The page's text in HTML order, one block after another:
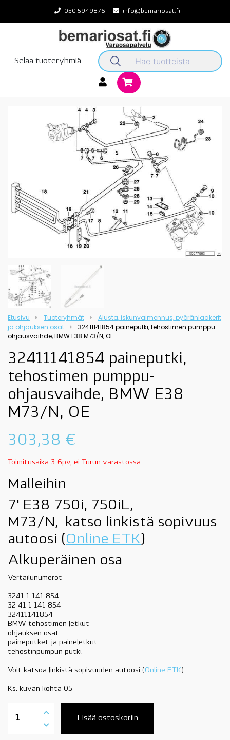
content
050 5949876 info@bemariosat.fi
Selaa tuoteryhmiä
Etusivu Tuoteryhmät
Alusta, iskunvaimennus, pyöränlaakerit
ja ohjauksen osat
32411141854 paineputki, tehostimen pumppu-
ohjausvaihde, BMW E38 M73/N, OE
32411141854 paineputki,
tehostimen pumppu-
ohjausvaihde, BMW E38
M73/N, OE
303,38 €
Toimitusaika 3-6pv, ei Turun varastossa
Malleihin
7' E38 750i, 750iL,
M73/N, katso linkistä sopivuus
autoosi (Online ETK)
Alkuperäinen osa
Vertailunumerot
3241 1 141 854
32 41 1 141 854
32411141854
BMW tehostimen letkut
ohjauksen osat
paineputket ja paineletkut
tehostinpumpun putki
Voit katsoa linkistä sopivuuden autoosi ( Online ETK )
Ks. kuvan kohta 05
paineputki,
tehostimen
Lisää ostoskoriin